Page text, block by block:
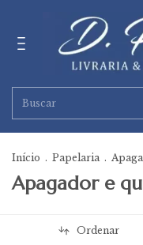
Início . Papelaria .
Apagador e
Ordenar